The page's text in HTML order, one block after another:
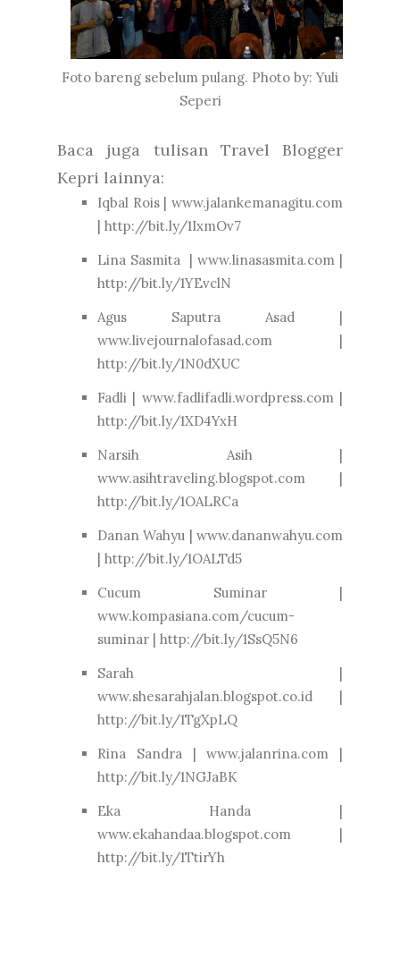
Foto bareng sebelum pulang. Photo by: Yuli
Seperi
Baca juga tulisan Travel Blogger
Kepri lainnya:
Iqbal Rois | www.jalankemanagitu.com
| http://bit.ly/1IxmOv7
Lina Sasmita | www.linasasmita.com |
http://bit.ly/1YEvclN
Agus Saputra Asad |
www.livejournalofasad.com |
http://bit.ly/1N0dXUC
Fadli | www.fadlifadli.wordpress.com |
http://bit.ly/1XD4YxH
Narsih Asih |
www.asihtraveling.blogspot.com |
http://bit.ly/1OALRCa
Danan Wahyu | www.dananwahyu.com
| http://bit.ly/1OALTd5
Cucum Suminar |
www.kompasiana.com/cucum-
suminar | http://bit.ly/1SsQ5N6
Sarah |
www.shesarahjalan.blogspot.co.id |
http://bit.ly/1TgXpLQ
Rina Sandra | www.jalanrina.com |
http://bit.ly/1NGJaBK
Eka Handa |
www.ekahandaa.blogspot.com |
http://bit.ly/1TtirYh